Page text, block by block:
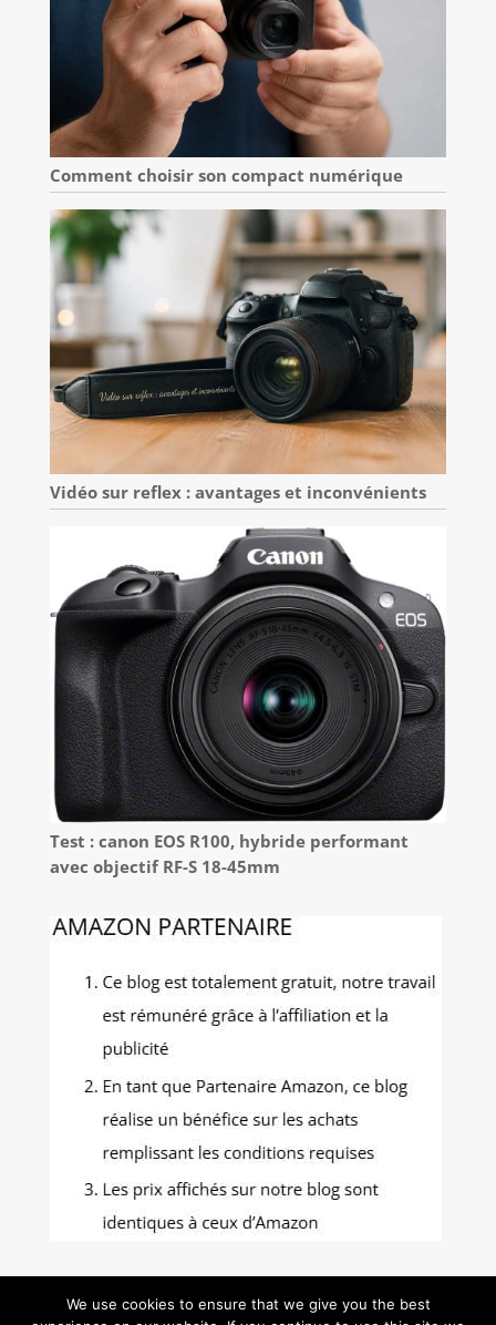
Comment choisir son compact numérique
Vidéo sur reflex : avantages et inconvénients
Test : canon EOS R100, hybride performant
avec objectif RF-S 18-45mm
We use cookies to ensure that we give you the best